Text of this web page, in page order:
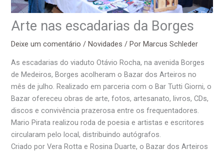
Arte nas escadarias da Borges
Deixe um comentário /Novidades / PorMarcus Schleder
As escadarias do viaduto Otávio Rocha, na avenida Borges
de Medeiros, Borges acolheram o Bazar dos Arteiros no
mês de julho. Realizado em parceria com o Bar Tutti Giorni, o
Bazar ofereceu obras de arte, fotos, artesanato, livros, CDs,
discos e convivência prazerosa entre os frequentadores.
Mario Pirata realizou roda de poesia e artistas e escritores
circularam pelo local, distribuindo autógrafos.
Criado por Vera Rotta e Rosina Duarte, o Bazar dos Arteiros